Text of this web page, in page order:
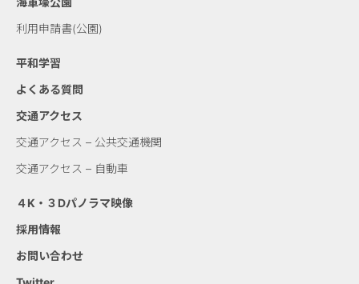
利用申請書(公園)
平和学習
よくある質問
交通アクセス
交通アクセス – 公共交通機関
交通アクセス – 自動車
４K・３Dパノラマ映像
採用情報
お問い合わせ